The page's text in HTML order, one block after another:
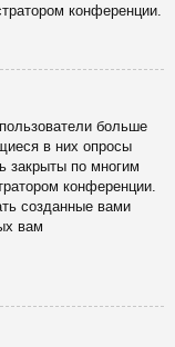
конференции.
больше
в них опросы
закрыты по многим
конференции.
созданные вами
вам